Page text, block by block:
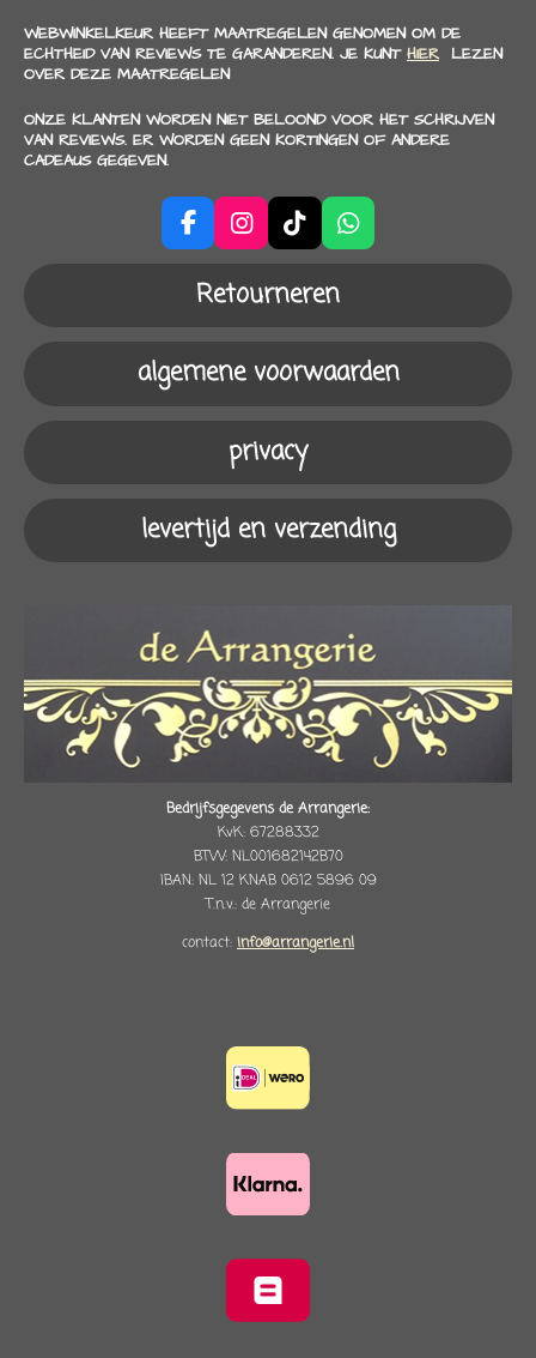
WEBWINKELKEUR HEEFT MAATREGELEN GENOMEN OM DE
ECHTHEID VAN REVIEWS TE GARANDEREN. JE KUNT HIER LEZEN
OVER DEZE MAATREGELEN
ONZE KLANTEN WORDEN NIET BELOOND VOOR HET SCHRIJVEN
VAN REVIEWS. ER WORDEN GEEN KORTINGEN OF ANDERE
CADEAUS GEGEVEN.
F
a
b
o
k
I
n
s
t
a
r
a
m
T
i
k
T
o
W
h
s
p
p
Retourneren
algemene voorwaarden
privacy
levertijd en verzending
Bedrijfsgegevens de Arrangerie:
KvK: 67288332
BTW: NL001682142B70
IBAN: NL 12 KNAB 0612 5896 09
T.n.v.: de Arrangerie
contact: info@arrangerie.nl